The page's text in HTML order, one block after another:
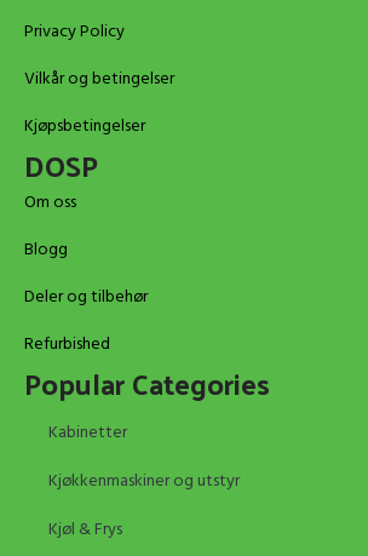
Privacy Policy
Vilkår og betingelser
Kjøpsbetingelser
DOSP
Om oss
Blogg
Deler og tilbehør
Refurbished
Popular Categories
Kabinetter
Kjøkkenmaskiner og utstyr
Kjøl & Frys